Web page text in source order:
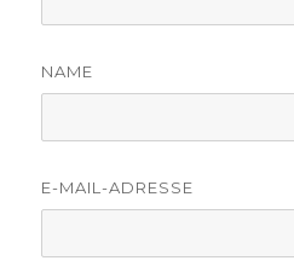
NAME
E-MAIL-ADRESSE